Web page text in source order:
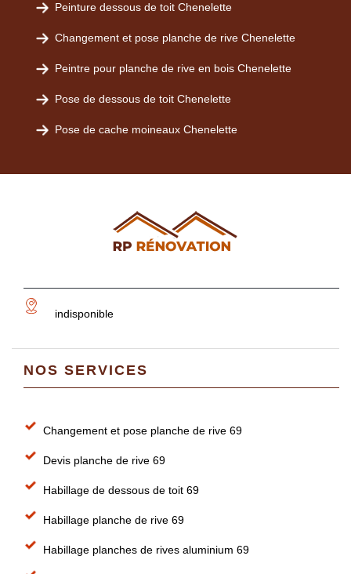
Peinture dessous de toit Chenelette
Changement et pose planche de rive Chenelette
Peintre pour planche de rive en bois Chenelette
Pose de dessous de toit Chenelette
Pose de cache moineaux Chenelette
indisponible
NOS SERVICES
Changement et pose planche de rive 69
Devis planche de rive 69
Habillage de dessous de toit 69
Habillage planche de rive 69
Habillage planches de rives aluminium 69